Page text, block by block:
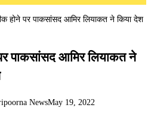
होने पर पाकसांसद आमिर लियाकत ने किया देश
पाकसांसद आमिर लियाकत ने
NewsMay 19, 2022